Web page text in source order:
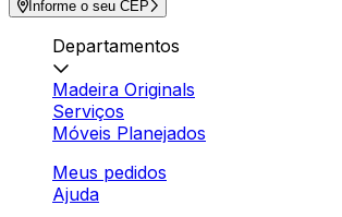
Informe o seu CEP
Departamentos
Madeira Originals
Serviços
Móveis Planejados
Meus pedidos
Ajuda